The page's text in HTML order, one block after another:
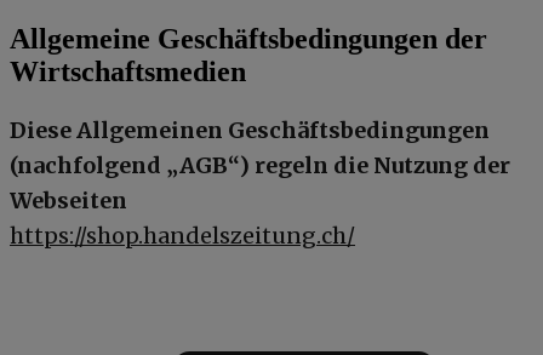
Allgemeine Geschäftsbedingungen der
Wirtschaftsmedien
Diese Allgemeinen Geschäftsbedingungen
(nachfolgend „AGB“) regeln die Nutzung der
Webseiten
https://shop.handelszeitung.ch/